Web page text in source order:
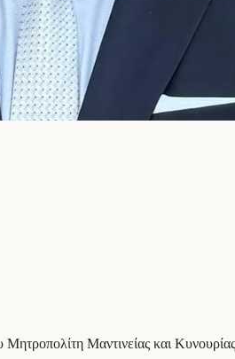
Μαντινείας και